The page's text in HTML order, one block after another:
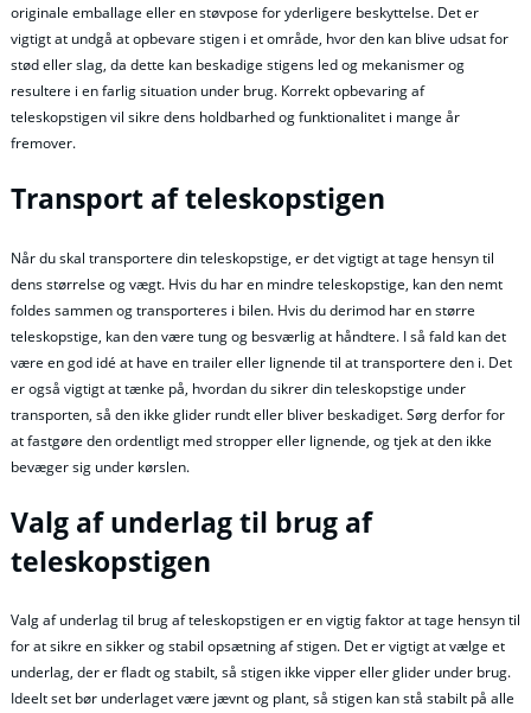
originale emballage eller en støvpose for yderligere beskyttelse. Det er
vigtigt at undgå at opbevare stigen i et område, hvor den kan blive udsat for
stød eller slag, da dette kan beskadige stigens led og mekanismer og
resultere i en farlig situation under brug. Korrekt opbevaring af
teleskopstigen vil sikre dens holdbarhed og funktionalitet i mange år
fremover.
Transport af teleskopstigen
Når du skal transportere din teleskopstige, er det vigtigt at tage hensyn til
dens størrelse og vægt. Hvis du har en mindre teleskopstige, kan den nemt
foldes sammen og transporteres i bilen. Hvis du derimod har en større
teleskopstige, kan den være tung og besværlig at håndtere. I så fald kan det
være en god idé at have en trailer eller lignende til at transportere den i. Det
er også vigtigt at tænke på, hvordan du sikrer din teleskopstige under
transporten, så den ikke glider rundt eller bliver beskadiget. Sørg derfor for
at fastgøre den ordentligt med stropper eller lignende, og tjek at den ikke
bevæger sig under kørslen.
Valg af underlag til brug af
teleskopstigen
Valg af underlag til brug af teleskopstigen er en vigtig faktor at tage hensyn til
for at sikre en sikker og stabil opsætning af stigen. Det er vigtigt at vælge et
underlag, der er fladt og stabilt, så stigen ikke vipper eller glider under brug.
Ideelt set bør underlaget være jævnt og plant, så stigen kan stå stabilt på alle